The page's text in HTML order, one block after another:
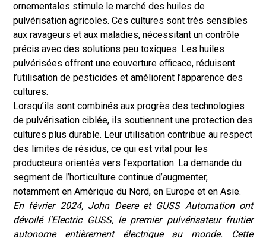
ornementales stimule le marché des huiles de
pulvérisation agricoles. Ces cultures sont très sensibles
aux ravageurs et aux maladies, nécessitant un contrôle
précis avec des solutions peu toxiques. Les huiles
pulvérisées offrent une couverture efficace, réduisent
l’utilisation de pesticides et améliorent l’apparence des
cultures.
Lorsqu’ils sont combinés aux progrès des technologies
de pulvérisation ciblée, ils soutiennent une protection des
cultures plus durable. Leur utilisation contribue au respect
des limites de résidus, ce qui est vital pour les
producteurs orientés vers l'exportation. La demande du
segment de l’horticulture continue d’augmenter,
notamment en Amérique du Nord, en Europe et en Asie.
En février 2024, John Deere et GUSS Automation ont
dévoilé l'Electric GUSS, le premier pulvérisateur fruitier
autonome entièrement électrique au monde. Cette